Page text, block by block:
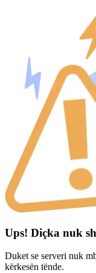
Ups! Diçka nuk
Duket se serveri nuk
kërkesën tënde.